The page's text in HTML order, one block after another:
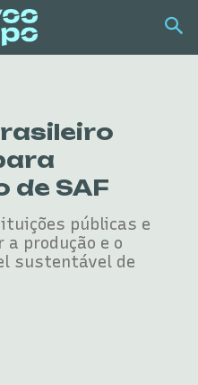
de SAF
públicas e
produção e o
sustentável de